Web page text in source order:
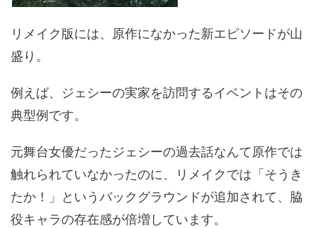
リメイク版には、原作になかった新エピソードが山
盛り。
例えば、ジェシーの実家を訪問するイベントはその
典型例です。
元舞台女優だったジェシーの過去話なんて原作では
触れられていなかったのに、リメイクでは「そうき
たか！」というバックグラウンドが追加されて、脇
役キャラの存在感が倍増しています。